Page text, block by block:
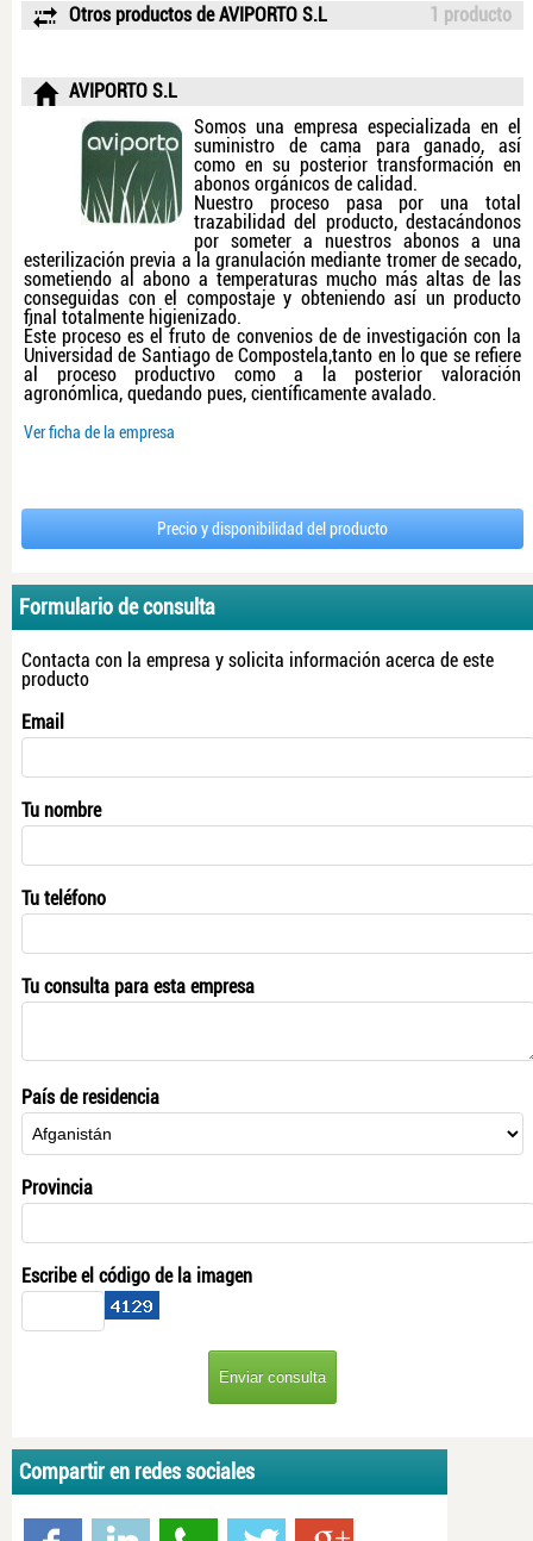
Otros productos de AVIPORTO S.L 1 producto
AVIPORTO S.L
Somos una empresa especializada en el
suministro de cama para ganado, así
como en su posterior transformación en
abonos orgánicos de calidad.
Nuestro proceso pasa por una total
trazabilidad del producto, destacándonos
por someter a nuestros abonos a una
esterilización previa a la granulación mediante tromer de secado,
sometiendo al abono a temperaturas mucho más altas de las
conseguidas con el compostaje y obteniendo así un producto
final totalmente higienizado.
Éste proceso es el fruto de convenios de de investigación con la
Universidad de Santiago de Compostela,tanto en lo que se refiere
al proceso productivo como a la posterior valoración
agronómlica, quedando pues, científicamente avalado.
Ver ficha de la empresa
Precio y disponibilidad del producto
Formulario de consulta
Contacta con la empresa y solicita información acerca de este
producto
Email
Tu nombre
Tu teléfono
Tu consulta para esta empresa
País de residencia
Provincia
Escribe el código de la imagen
Compartir en redes sociales